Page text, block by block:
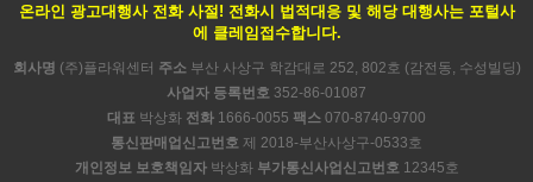
온라인 광고대행사 전화 사절! 전화시 법적대응 및 해당 대행사는 포털사
에 클레임접수합니다.
회사명 (주)플라워센터 주소 부산 사상구 학감대로 252, 802호 (감전동, 수성빌딩)
사업자 등록번호 352-86-01087
대표 박상화 전화 1666-0055 팩스 070-8740-9700
통신판매업신고번호 제 2018-부산사상구-0533호
개인정보 보호책임자박상화 부가통신사업신고번호 12345호